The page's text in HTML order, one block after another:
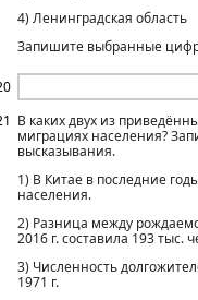
4) Ленинградская область
Запишите выбранные
В каких двух из
миграциях населения?
высказывания.
1) В Китае в последние
населения.
2) Разница между
2016 г. составила 193 тыс.
3) Численность
1971 г.